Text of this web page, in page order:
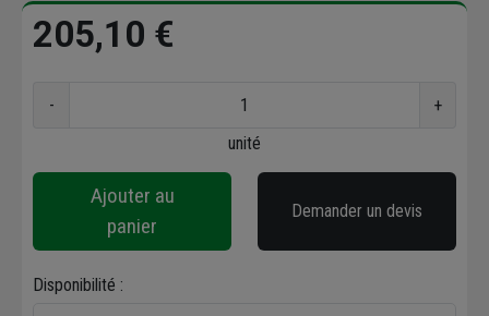
205,10 €
-
+
unité
Ajouter au
panier
Demander un devis
Disponibilité :